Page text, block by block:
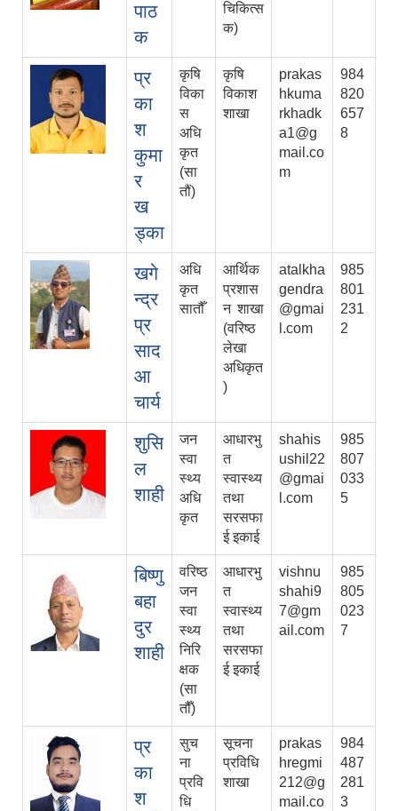
पाठ
क
चिकित्स
क)
प्र
का
श
कुमा
र
ख
ड्का
कृषि
विका
स
अधि
कृत
(सा
तौं)
कृषि
विकाश
शाखा
prakas
hkuma
rkhadk
a1@g
mail.co
m
984
820
657
8
खगे
न्द्र
प्र
साद
आ
चार्य
अधि
कृत
सातौँ
आर्थिक
प्रशास
न शाखा
(वरिष्ठ
लेखा
अधिकृत
)
atalkha
gendra
@gmai
l.com
985
801
231
2
शुसि
ल
शाही
जन
स्वा
स्थ्य
अधि
कृत
आधारभु
त
स्वास्थ्य
तथा
सरसफा
ई इकाई
shahis
ushil22
@gmai
l.com
985
807
033
5
बिष्णु
बहा
दुर
शाही
वरिष्ठ
जन
स्वा
स्थ्य
निरि
क्षक
(सा
तौँ)
आधारभु
त
स्वास्थ्य
तथा
सरसफा
ई इकाई
vishnu
shahi9
7@gm
ail.com
985
805
023
7
प्र
का
श
सुच
ना
प्रवि
धि
सूचना
प्रविधि
शाखा
prakas
hregmi
212@g
mail.co
984
487
281
3